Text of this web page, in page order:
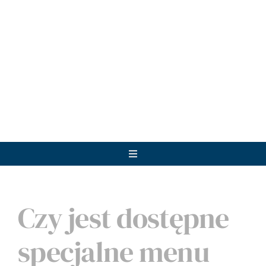
Toggle
Restauracja Gospoda
Atrakcje
Czy jest dostępne
specjalne menu